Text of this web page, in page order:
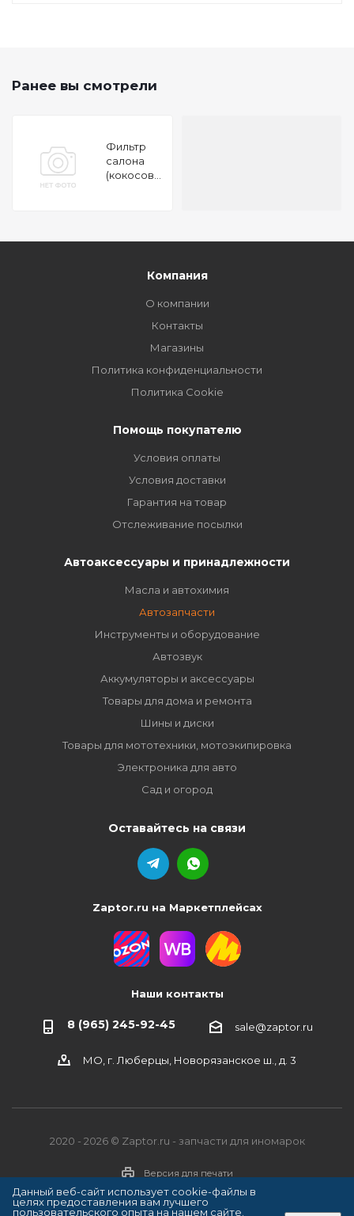
Ранее вы смотрели
Фильтр
салона
(кокосовый
00-, SunnyКомпания
О компании
Контакты
Магазины
Политика конфиденциальности
Политика Cookie
Помощь покупателю
Условия оплаты
Условия доставки
Гарантия на товар
Отслеживание посылки
Автоаксессуары и принадлежности
Масла и автохимия
Автозапчасти
Инструменты и оборудование
Автозвук
Аккумуляторы и аксессуары
Товары для дома и ремонта
Шины и диски
Товары для мототехники, мотоэкипировка
Электроника для авто
Сад и огород
Оставайтесь на связи
Zaptor.ru на Маркетплейсах
Наши контакты
8 (965) 245-92-45 sale@zaptor.ru
МО, г. Люберцы, Новорязанское ш., д. 3
2020 - 2026 © Zaptor.ru - запчасти для иномарок
Версия для печати
Данный веб-сайт использует cookie-файлы в
целях предоставления вам лучшего
пользовательского опыта на нашем сайте.